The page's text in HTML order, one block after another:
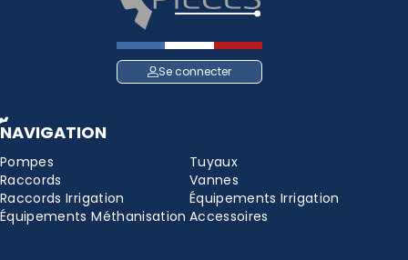
Se connecter
NAVIGATION
Pompes
Tuyaux
Raccords
Vannes
Raccords Irrigation
Équipements Irrigation
Équipements Méthanisation Accessoires